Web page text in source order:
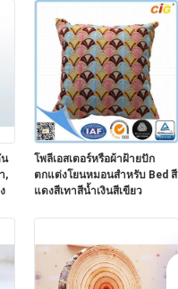
,
โพลีเอสเตอร์หรือผ้าฝ้ายปัก
ตกแต่งโยนหมอนสำหรับ Bed สี
แดงสีเทาสีน้ำเงินสีเขียว